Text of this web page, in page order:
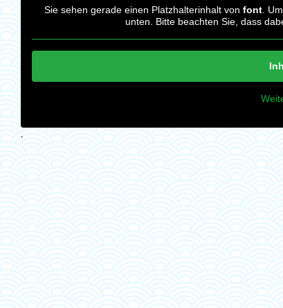
Sie sehen gerade einen Platzhalterinhalt von font.
unten. Bitte beachten Sie, dass
‚